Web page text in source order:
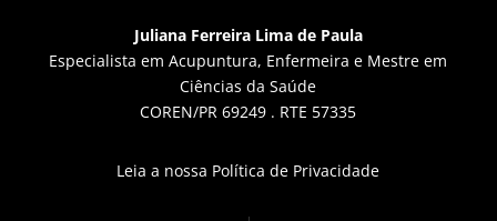
Juliana Ferreira Lima de Paula
Especialista em Acupuntura, Enfermeira e Mestre em
Ciências da Saúde
COREN/PR 69249 . RTE 57335
Leia a nossa Política de Privacidade